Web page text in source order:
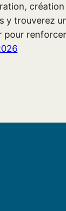
y trouverez
pour